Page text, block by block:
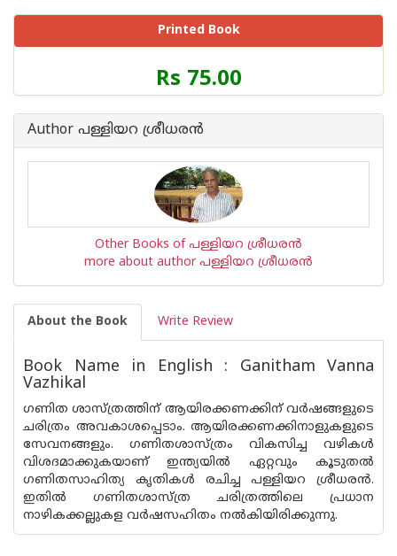
Printed Book
Price
of
Book
Rs 75.00
Author പള്ളിയറ ശ്രീധര‌ന്‍
Other Books of പള്ളിയറ ശ്രീധര‌ന്‍
more about author പള്ളിയറ ശ്രീധര‌ന്‍
About the Book Write Review
Book Name in English : Ganitham Vanna
Vazhikal
ഗണിത ശാസ്ത്രത്തിന് ആയിരക്കണക്കിന് വർഷങ്ങളുടെ
ചരിത്രം അവകാശപ്പെടാം. ആയിരക്കണക്കിനാളുകളുടെ
സേവനങ്ങളും. ഗണിതശാസ്ത്രം വികസിച്ച വഴികൾ
വിശദമാക്കുകയാണ് ഇന്ത്യയിൽ ഏറ്റവും കൂടുതൽ
ഗണിതസാഹിത്യ കൃതികൾ രചിച്ച പള്ളിയറ ശ്രീധരൻ.
ഇതിൽ ഗണിതശാസ്ത്ര ചരിത്രത്തിലെ പ്രധാന
നാഴികക്കല്ലുകള വർഷസഹിതം നൽകിയിരിക്കുന്നു.